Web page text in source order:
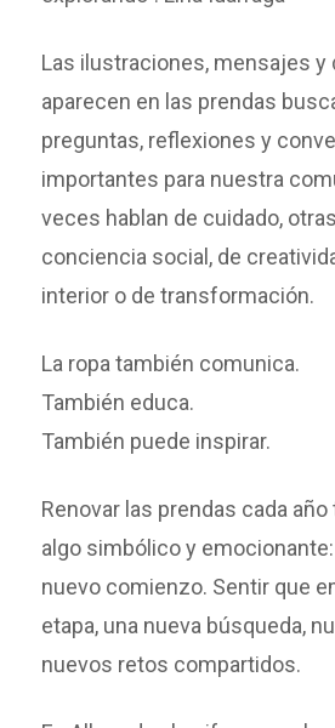
Las ilustraciones, mensajes y
aparecen en las prendas
preguntas, reflexiones y
importantes para nuestra
veces hablan de cuidado,
conciencia social, de
interior o de transformación.
La ropa también comunica.
También educa.
También puede inspirar.
Renovar las prendas cada
algo simbólico y
nuevo comienzo. Sentir que
etapa, una nueva búsqueda,
nuevos retos compartidos.